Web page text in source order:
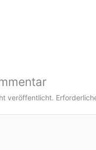
veröffentlicht.